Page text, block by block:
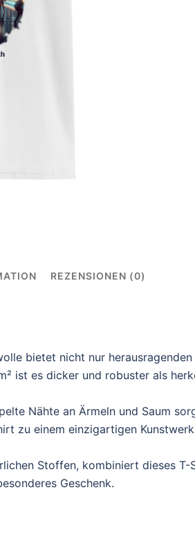
REZENSIONEN (0)
bietet nicht nur
ist es dicker und robuster als
Nähte an Ärmeln und Saum
zu einem einzigartigen
Stoffen, kombiniert dieses
Geschenk.